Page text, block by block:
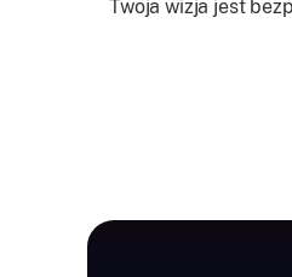
Twoja wizja jest